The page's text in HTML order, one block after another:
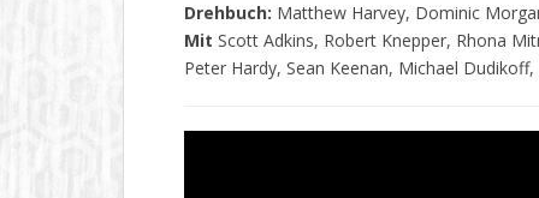
Drehbuch: Matthew Harvey, Dominic
Mit Scott Adkins, Robert Knepper, Rhona
Peter Hardy, Sean Keenan, Michael